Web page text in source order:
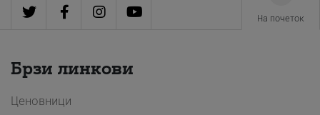
На почеток
Брзи линкови
Ценовници